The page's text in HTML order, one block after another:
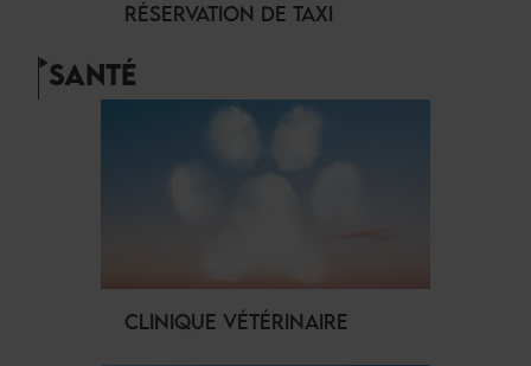
RÉSERVATION DE TAXI
SANTÉ
CLINIQUE VÉTÉRINAIRE